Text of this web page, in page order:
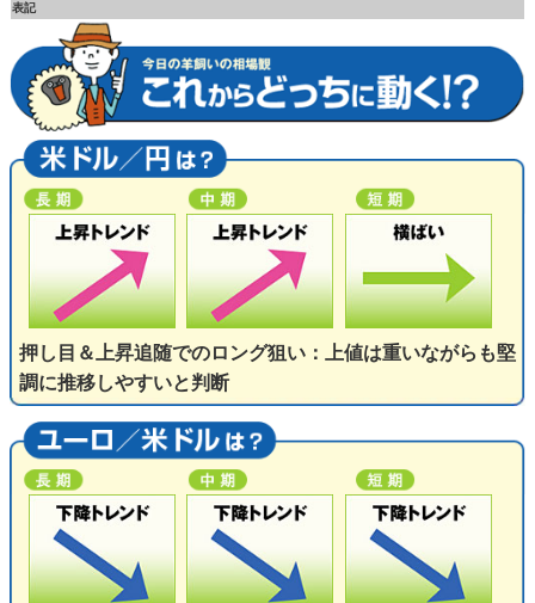
表記
押し目＆上昇追随でのロング狙い：上値は重いながらも堅
調に推移しやすいと判断